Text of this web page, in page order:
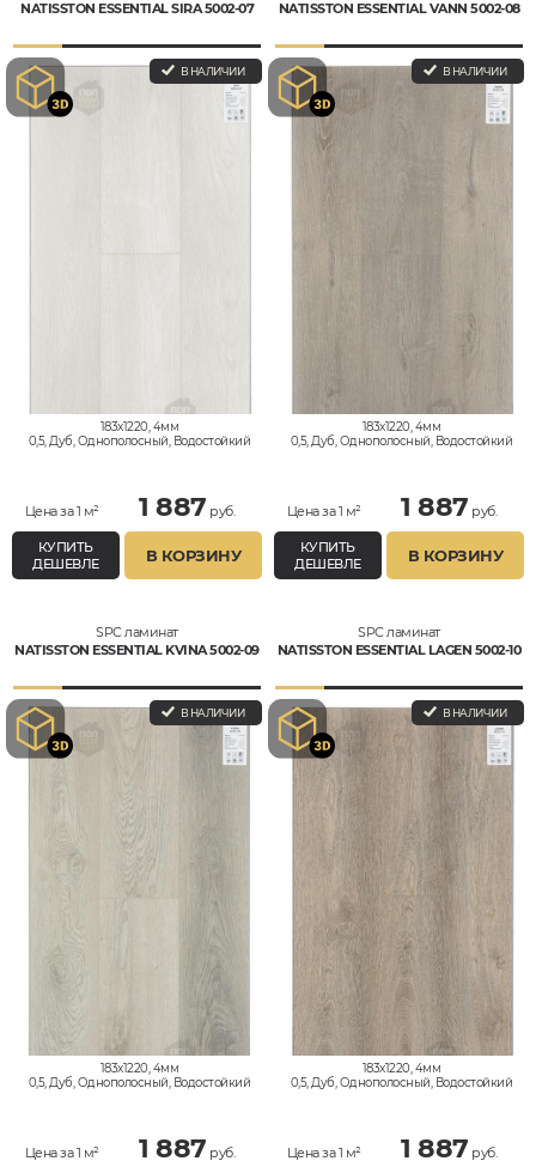
NATISSTON ESSENTIAL SIRA 5002-07
В НАЛИЧИИ
183x1220, 4мм
0,5, Дуб, Однополосный, Водостойкий
Цена за 1 м² 1 887 руб.
КУПИТЬ
ДЕШЕВЛЕ
В КОРЗИНУ
NATISSTON ESSENTIAL VANN 5002-08
В НАЛИЧИИ
183x1220, 4мм
0,5, Дуб, Однополосный, Водостойкий
Цена за 1 м² 1 887 руб.
КУПИТЬ
ДЕШЕВЛЕ
В КОРЗИНУ
SPC ламинат
NATISSTON ESSENTIAL KVINA 5002-09
В НАЛИЧИИ
183x1220, 4мм
0,5, Дуб, Однополосный, Водостойкий
Цена за 1 м² 1 887 руб.
SPC ламинат
NATISSTON ESSENTIAL LAGEN 5002-10
В НАЛИЧИИ
183x1220, 4мм
0,5, Дуб, Однополосный, Водостойкий
Цена за 1 м² 1 887 руб.